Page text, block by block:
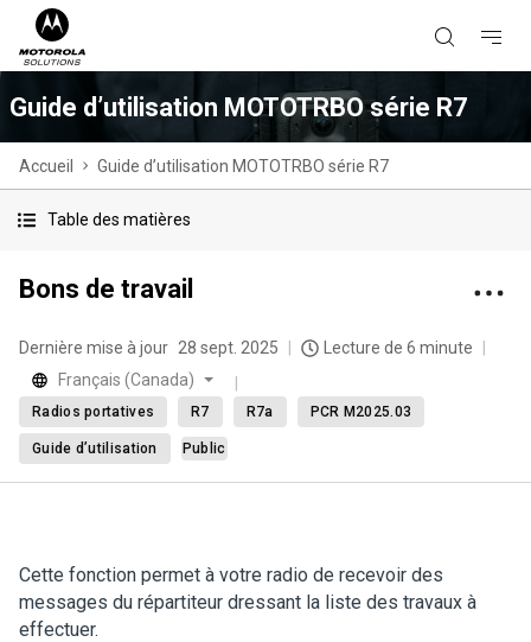
Guide d’utilisation MOTOTRBO série R7
Accueil Guide d’utilisation MOTOTRBO série R7
Table des matières
Bons de travail
Dernière mise à jour 28 sept. 2025
Lecture de 6 minute
Français (Canada)
Radios portatives R7 R7a PCR M2025.03
Guide d’utilisation Public
Cette fonction permet à votre radio de recevoir des
messages du répartiteur dressant la liste des travaux à
effectuer.